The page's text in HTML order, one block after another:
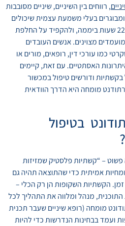
, רווחים בין השיניים, שיניים מסובבות
בעלי משמעת עצמית שיכולים
להתחייב להרכיב את הקשתיות 22 שעות ביממה, ולהקפיד על החלפת
מצוינים. אנשים העובדים
כמו עורכי דין, רופאים, מורים או
האסתטיים. עם זאת, קיימים
ודורשים טיפול במכשור
מומחה היא הדרך הוודאית
בטיפול
– “קשתיות פלסטיק שמזיזות
אמיתית כדי שהתוצאה תהיה גם
זמן. הקשתיות השקופות הן רק הכלי –
מנהל ומלווה את התהליך לכל
מומחה (רופא שיניים שעבר תכנית
4 שנים נוספות ועמד בבחינות הנדרשות כדי להיות